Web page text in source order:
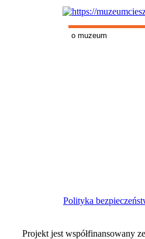
o muzeum
Polityka
Projekt jest współfinansowany